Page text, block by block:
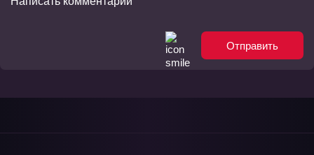
Отправить